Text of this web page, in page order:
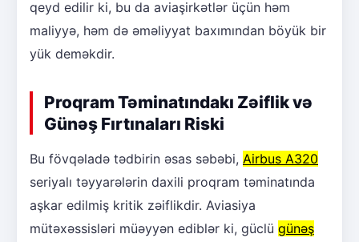
qeyd edilir ki, bu da aviaşirkətlər üçün həm
maliyyə, həm də əməliyyat baxımından böyük bir
yük deməkdir.
Proqram Təminatındakı Zəiflik və
Günəş Fırtınaları Riski
Bu fövqəladə tədbirin əsas səbəbi, Airbus A320
seriyalı təyyarələrin daxili proqram təminatında
aşkar edilmiş kritik zəiflikdir. Aviasiya
mütəxəssisləri müəyyən ediblər ki, güclü günəş